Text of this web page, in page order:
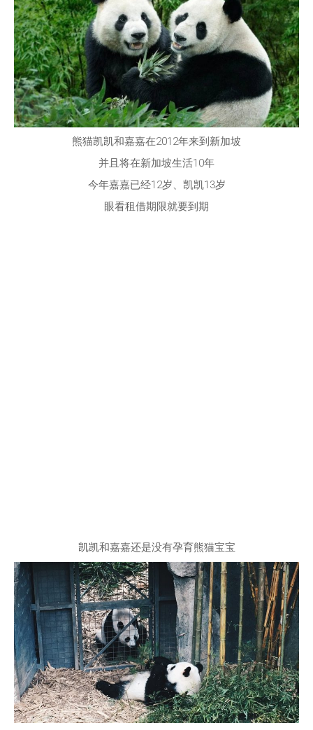
熊猫凯凯和嘉嘉在2012年来到新加坡
并且将在新加坡生活10年
今年嘉嘉已经12岁、凯凯13岁
眼看租借期限就要到期
凯凯和嘉嘉还是没有孕育熊猫宝宝